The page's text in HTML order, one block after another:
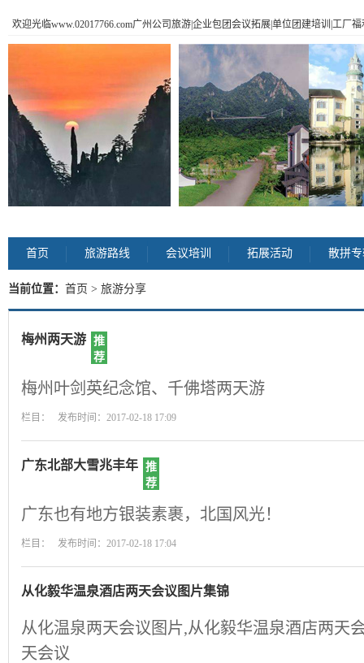
欢迎光临www.02017766.com广州公司旅游|企业包团会议拓展|单位团建培训|工厂
首页 旅游路线 会议培训 拓展活动 散拼
当前位置： 首页 > 旅游分享
推
荐
梅州两天游
梅州叶剑英纪念馆、千佛塔两天游
栏目： 发布时间：2017-02-18 17:09
推
荐
广东北部大雪兆丰年
广东也有地方银装素裹，北国风光！
栏目： 发布时间：2017-02-18 17:04
从化毅华温泉酒店两天会议图片集锦
从化温泉两天会议图片,从化毅华温泉酒店两天
天会议